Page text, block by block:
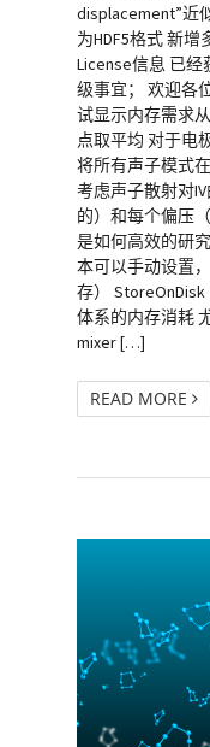
displacement”近
为HDF5格式 新
License信息 已
级事宜； 欢迎各
试显示内存需求
点取平均 对于电
将所有声子模式
考虑声子散射对
的）和每个偏压
是如何高效的研
本可以手动设置
存）
体系的内存消耗
mixer […]
READ MORE